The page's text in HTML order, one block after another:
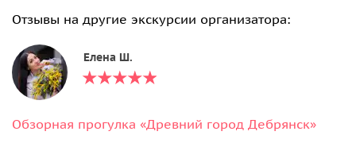
Отзывы на другие экскурсии организатора:
Елена Ш.
Обзорная прогулка «Древний город Дебрянск»